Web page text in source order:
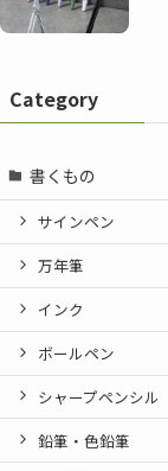
Category
書くもの
サインペン
万年筆
インク
ボールペン
シャープペンシル
鉛筆・色鉛筆